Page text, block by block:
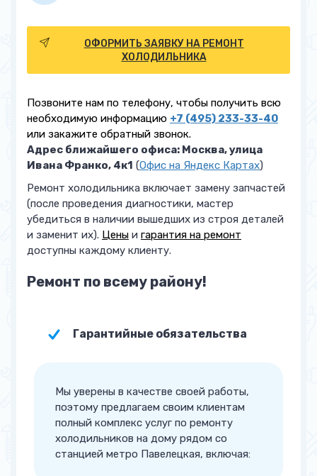
Установка / Замена клапана
шредера
от 700 руб.
Замена таймера оттайки от 900 руб.
Замена конденсатора от 900 руб.
Чистка дренажа
Замена сетевого кабеля от 900 руб.
Замена плавкого
предохранителя
от 900 руб.
Работы по электропроводке от 900 руб.
Замена температурного
от 1 500 руб.
Ремонт блока управления от 2 500 руб.
Замена двигателя
вентилятора
от 2 500 руб.
ОФОРМИТЬ ЗАЯВКУ НА РЕМОНТ
ХОЛОДИЛЬНИКА
Позвоните нам по телефону, чтобы получить всю
необходимую информацию +7 (495) 233-33-40
или закажите обратный звонок.
Адрес ближайшего офиса: Москва, улица
Ивана Франко, 4к1 (Офис на Яндекс Картах)
Ремонт холодильника включает замену запчастей
(после проведения диагностики, мастер
убедиться в наличии вышедших из строя деталей
и заменит их). Цены и гарантия на ремонт
доступны каждому клиенту.
Ремонт по всему району!
Гарантийные обязательства
Мы уверены в качестве своей работы,
поэтому предлагаем своим клиентам
полный комплекс услуг по ремонту
холодильников на дому рядом со
станцией метро Павелецкая, включая: